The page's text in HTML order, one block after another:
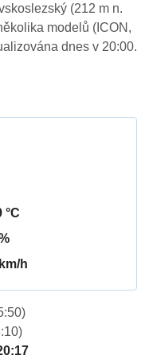
(212 m n.
modelů (ICON,
dnes v 20:00.
°C
h